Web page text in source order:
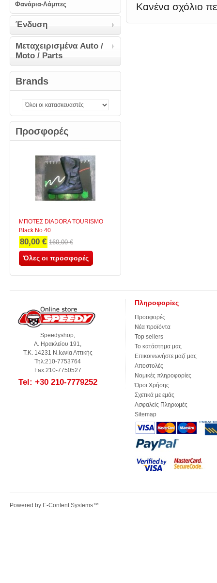
Φανάρια-Λάμπες
Ένδυση
Μεταχειρισμένα Auto /
Moto / Parts
Brands
Προσφορές
ΜΠΟΤΕΣ DIADORA TOURISMO
Black No 40
80,00 € 160,00 €
Όλες οι προσφορές
Κανένα σχόλιο
Speedyshop,
Λ. Ηρακλείου 191,
Τ.Κ. 14231 Ν.Ιωνία Αττικής
Τηλ:210-7753764
Fax:210-7750527
Tel: +30 210-7779252
Πληροφορίες
Προσφορές
Νέα προϊόντα
Top sellers
Το κατάστημα μας
Επικοινωνήστε μαζί μας
Αποστολές
Νομικές πληροφορίες
Όροι Χρήσης
Σχετικά με εμάς
Ασφαλείς Πληρωμές
Sitemap
Powered by E-Content Systems™